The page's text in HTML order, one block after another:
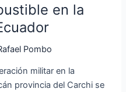
en la
Pombo
militar en la
provincia del Carchi se